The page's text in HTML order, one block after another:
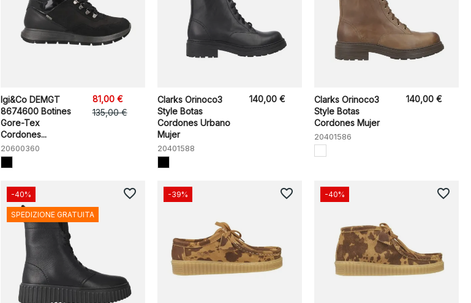
Igi&Co DEMGT
8674600 Botines
Gore-Tex
Cordones...
20600360
81,00 €
135,00 €
Clarks Orinoco3
Style Botas
Cordones Urbano
Mujer
20401588
140,00 €
Clarks Orinoco3
Style Botas
Cordones Mujer
20401586
140,00 €
-40%
SPEDIZIONE GRATUITA
favorite_border -39% favorite_border -40% favorite_border